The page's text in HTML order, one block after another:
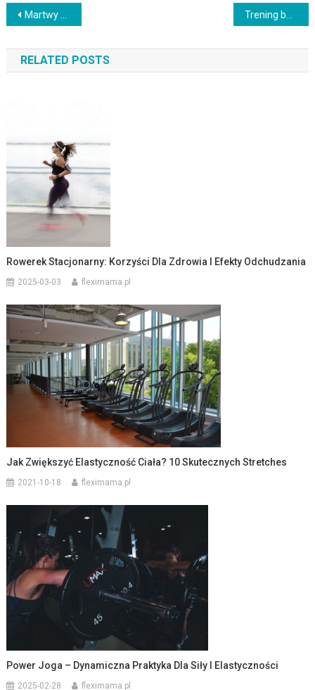
Nawigacja
wpisu
Martwy ciąg na jednej nodze – jak właściwie wykonać to ćwiczenie? Trening beztlenowy w biegu: Czym jest i jak go stosować?
RELATED POSTS
Rowerek Stacjonarny: Korzyści Dla Zdrowia I Efekty Odchudzania
2025-03-03 fleximama.pl
Jak Zwiększyć Elastyczność Ciała? 10 Skutecznych Stretches
2021-10-18 fleximama.pl
Power Joga – Dynamiczna Praktyka Dla Siły I Elastyczności
2025-02-28 fleximama.pl